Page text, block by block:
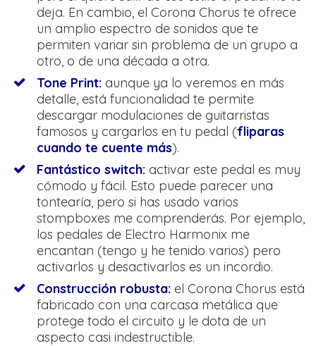
deja. En cambio, el Corona Chorus te ofrece
un amplio espectro de sonidos que te
permiten variar sin problema de un grupo a
otro, o de una década a otra.
Tone Print: aunque ya lo veremos en más
detalle, está funcionalidad te permite
descargar modulaciones de guitarristas
famosos y cargarlos en tu pedal (fliparas
cuando te cuente más).
Fantástico switch: activar este pedal es muy
cómodo y fácil. Esto puede parecer una
tontearía, pero si has usado varios
stompboxes me comprenderás. Por ejemplo,
los pedales de Electro Harmonix me
encantan (tengo y he tenido varios) pero
activarlos y desactivarlos es un incordio.
Construcción robusta: el Corona Chorus está
fabricado con una carcasa metálica que
protege todo el circuito y le dota de un
aspecto casi indestructible.